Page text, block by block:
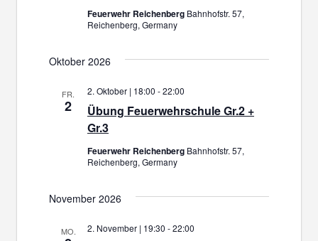
Feuerwehr Reichenberg Bahnhofstr. 57,
Reichenberg, Germany
Oktober 2026
FR.
2
Übung Feuerwehrschule Gr.2 +
Gr.3
2. Oktober | 18:00 -22:00
Feuerwehr Reichenberg Bahnhofstr. 57,
Reichenberg, Germany
November 2026
MO. 2. November | 19:30 -22:00